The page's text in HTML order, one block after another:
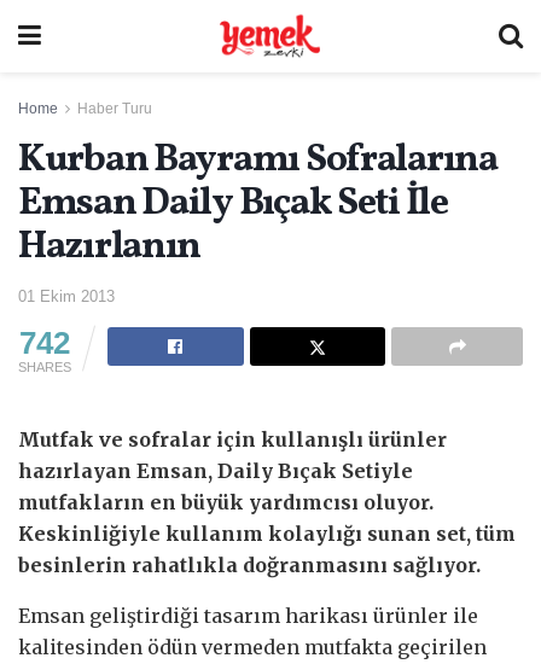
Home Haber Turu
Kurban Bayramı Sofralarına
Emsan Daily Bıçak Seti İle
Hazırlanın
01 Ekim 2013
742
SHARES
Mutfak ve sofralar için kullanışlı ürünler
hazırlayan Emsan, Daily Bıçak Setiyle
mutfakların en büyük yardımcısı oluyor.
Keskinliğiyle kullanım kolaylığı sunan set, tüm
besinlerin rahatlıkla doğranmasını sağlıyor.
Emsan geliştirdiği tasarım harikası ürünler ile
kalitesinden ödün vermeden mutfakta geçirilen